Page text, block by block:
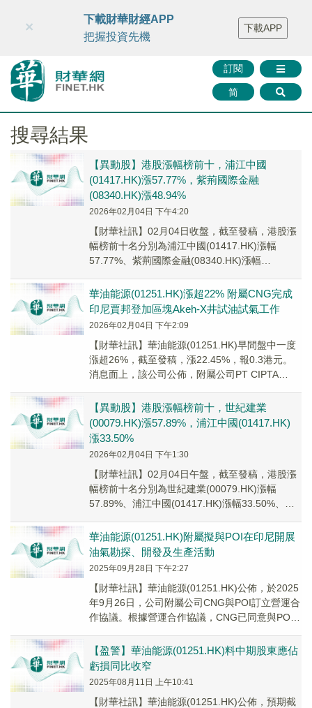
財華智庫網 FINTV FINMETA 財華證券 媒體矩陣
智庫沙龍
聯絡我們
訂閱
简
×
下載財華財經APP
把握投資先機
下載APP
搜尋結果
【異動股】港股漲幅榜前十，浦江中國
(01417.HK)漲57.77%，紫荊國際金融
(08340.HK)漲48.94%
2026年02月04日 下午4:20
【財華社訊】02月04日收盤，截至發稿，港股漲
幅榜前十名分別為浦江中國(01417.HK)漲幅
57.77%、紫荊國際金融(08340.HK)漲幅
華油能源(01251.HK)漲超22% 附屬CNG完成
印尼賈邦登加區塊Akeh-X井試油試氣工作
2026年02月04日 下午2:09
【財華社訊】華油能源(01251.HK)早間盤中一度
漲超26%，截至發稿，漲22.45%，報0.3港元。
消息面上，該公司公佈，附屬公司PT CIPTA
【異動股】港股漲幅榜前十，世紀建業
(00079.HK)漲57.89%，浦江中國(01417.HK)
漲33.50%
2026年02月04日 下午1:30
【財華社訊】02月04日午盤，截至發稿，港股漲
幅榜前十名分別為世紀建業(00079.HK)漲幅
57.89%、浦江中國(01417.HK)漲幅33.50%、飛
華油能源(01251.HK)附屬擬與POI在印尼開展
油氣勘探、開發及生產活動
2025年09月28日 下午2:27
【財華社訊】華油能源(01251.HK)公佈，於2025
年9月26日，公司附屬公司CNG與POI訂立營運合
作協議。根據營運合作協議，CNG已同意與POI
【盈警】華油能源(01251.HK)料中期股東應佔
虧損同比收窄
2025年08月11日 上午10:41
【財華社訊】華油能源(01251.HK)公佈，預期截